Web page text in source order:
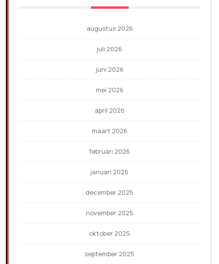
augustus 2026
juli 2026
juni 2026
mei 2026
april 2026
maart 2026
februari 2026
januari 2026
december 2025
november 2025
oktober 2025
september 2025